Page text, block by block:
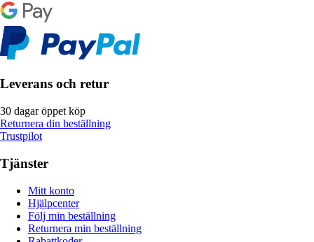
Leverans och retur
30 dagar öppet köp
Returnera din beställning
Trustpilot
Tjänster
Mitt konto
Hjälpcenter
Följ min beställning
Returnera min beställning